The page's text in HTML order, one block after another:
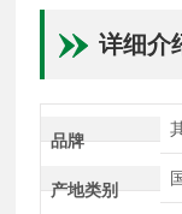
详细介
品牌
产地类别